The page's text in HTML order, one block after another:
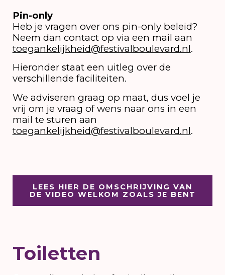
Pin-only
Heb je vragen over ons pin-only beleid?
Neem dan contact op via een mail aan
toegankelijkheid@festivalboulevard.nl.
Hieronder staat een uitleg over de
verschillende faciliteiten.
We adviseren graag op maat, dus voel je
vrij om je vraag of wens naar ons in een
mail te sturen aan
toegankelijkheid@festivalboulevard.nl.
LEES HIER DE OMSCHRIJVING VAN
DE VIDEO WELKOM ZOALS JE BENT
Toiletten